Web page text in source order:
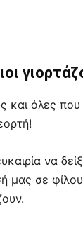
και όλες
να
μας σε